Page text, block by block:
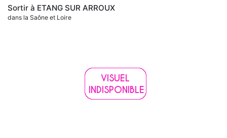
Sortir à ETANG SUR ARROUX
dans la Saône et Loire